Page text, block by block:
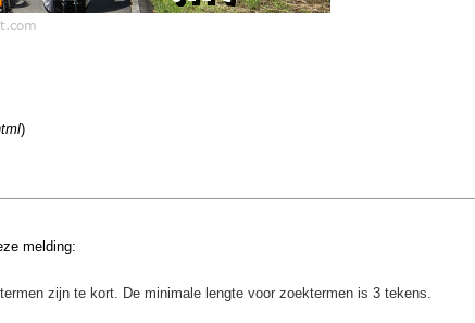
)
melding:
zijn te kort. De minimale lengte voor zoektermen is 3 tekens.